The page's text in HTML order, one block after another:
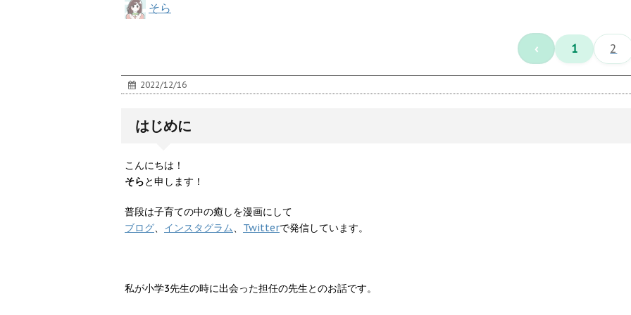
そら
‹ 1 2
2022/12/16
はじめに
こんにちは！
そらと申します！
普段は子育ての中の癒しを漫画にして
ブログ、 インスタグラム、 Twitterで発信しています。
私が小学3先生の時に出会った担任の先生とのお話です。